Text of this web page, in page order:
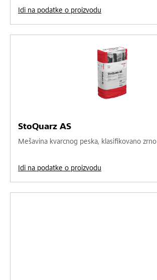
Idi na podatke o proizvodu
StoQuarz AS
Mešavina kvarcnog peska, klasifikovano zrno
Idi na podatke o proizvodu